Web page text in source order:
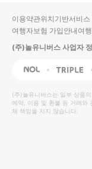
이용약관위치기반서비
여행자보험 가입안내여
(주)놀유니버스 사업자
NOL Triple
(주)놀유니버스는 일부 상품
예약, 이용 및 환불 등 거래와
체 책임을 지지 않습니다.